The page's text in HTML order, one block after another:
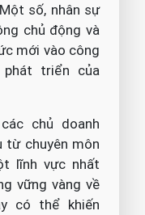
số, nhân sự
chủ động và
mới vào công
triển của
chủ doanh
từ chuyên môn
lĩnh vực nhất
vững vàng về
có thể khiến